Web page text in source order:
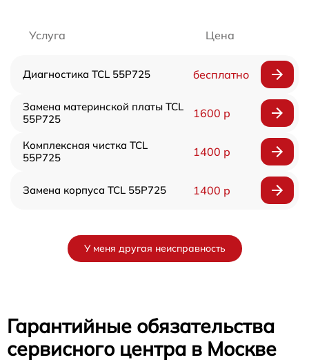
Услуга Цена
Диагностика TCL 55P725 бесплатно
Замена материнской платы TCL
55P725
1600 р
Комплексная чистка TCL
55P725
1400 р
Замена корпуса TCL 55P725 1400 р
У меня другая неисправность
Гарантийные обязательства
сервисного центра в Москве